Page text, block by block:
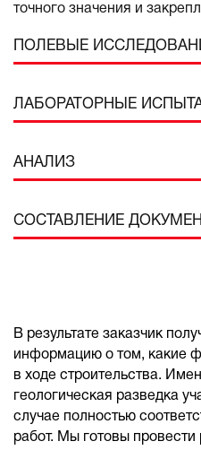
точного значения и
ПОЛЕВЫЕ
ЛАБОРАТОРНЫЕ
АНАЛИЗ
СОСТАВЛЕНИЕ
В результате заказчик
информацию о том, какие
в ходе строительства.
геологическая разведка
случае полностью
работ. Мы готовы провести